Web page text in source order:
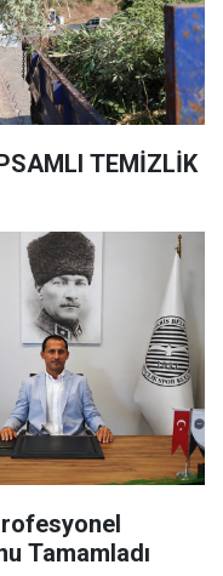
TEMİZLİK
Tamamladı